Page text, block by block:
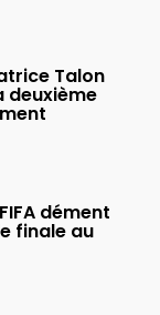
Talon
deuxième
dément
finale au